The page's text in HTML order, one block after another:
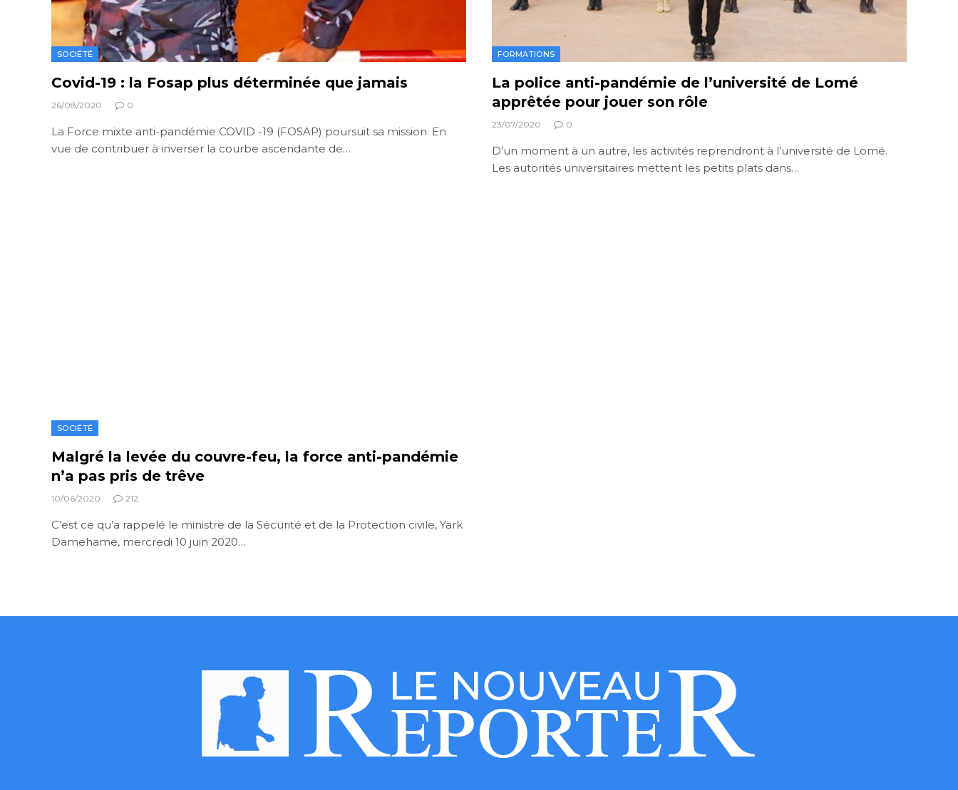
SOCIÉTÉ
Covid-19 : la Fosap plus déterminée que jamais
26/08/2020 0
La Force mixte anti-pandémie COVID -19 (FOSAP) poursuit sa mission. En
vue de contribuer à inverser la courbe ascendante de…
FORMATIONS
La police anti-pandémie de l’université de Lomé
apprêtée pour jouer son rôle
23/07/2020 0
D’un moment à un autre, les activités reprendront à l’université de Lomé.
Les autorités universitaires mettent les petits plats dans…
SOCIÉTÉ
Malgré la levée du couvre-feu, la force anti-pandémie
n’a pas pris de trêve
10/06/2020 212
C’est ce qu’a rappelé le ministre de la Sécurité et de la Protection civile, Yark
Damehame, mercredi 10 juin 2020…